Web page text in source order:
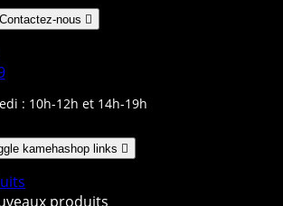
Contactez-nous 
: 10h-12h et 14h-19h
kamehashop links 
produits